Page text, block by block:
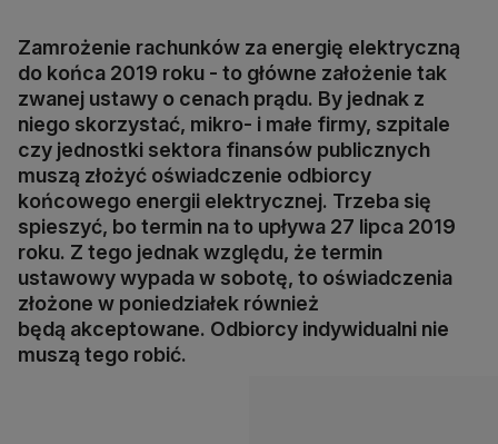
Zamrożenie rachunków za energię elektryczną
do końca 2019 roku - to główne założenie tak
zwanej ustawy o cenach prądu. By jednak z
niego skorzystać, mikro- i małe firmy, szpitale
czy jednostki sektora finansów publicznych
muszą złożyć oświadczenie odbiorcy
końcowego energii elektrycznej. Trzeba się
spieszyć, bo termin na to upływa 27 lipca 2019
roku. Z tego jednak względu, że termin
ustawowy wypada w sobotę, to oświadczenia
złożone w poniedziałek również
będą akceptowane. Odbiorcy indywidualni nie
muszą tego robić.